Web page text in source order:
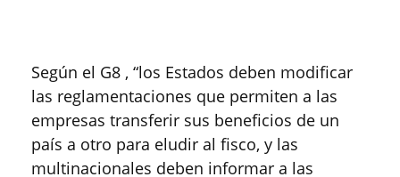
Según el G8 , “los Estados deben modificar
las reglamentaciones que permiten a las
empresas transferir sus beneficios de un
país a otro para eludir al fisco, y las
multinacionales deben informar a las